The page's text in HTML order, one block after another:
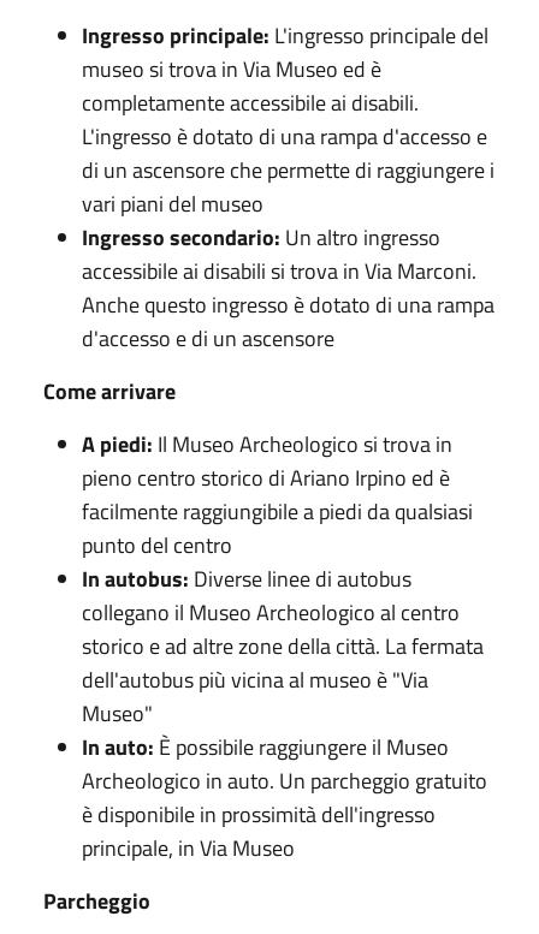
Ingresso principale: L'ingresso principale del
museo si trova in Via Museo ed è
completamente accessibile ai disabili.
L'ingresso è dotato di una rampa d'accesso e
di un ascensore che permette di raggiungere i
vari piani del museo
Ingresso secondario: Un altro ingresso
accessibile ai disabili si trova in Via Marconi.
Anche questo ingresso è dotato di una rampa
d'accesso e di un ascensore
Come arrivare
A piedi: Il Museo Archeologico si trova in
pieno centro storico di Ariano Irpino ed è
facilmente raggiungibile a piedi da qualsiasi
punto del centro
In autobus: Diverse linee di autobus
collegano il Museo Archeologico al centro
storico e ad altre zone della città. La fermata
dell'autobus più vicina al museo è "Via
Museo"
In auto: È possibile raggiungere il Museo
Archeologico in auto. Un parcheggio gratuito
è disponibile in prossimità dell'ingresso
principale, in Via Museo
Parcheggio